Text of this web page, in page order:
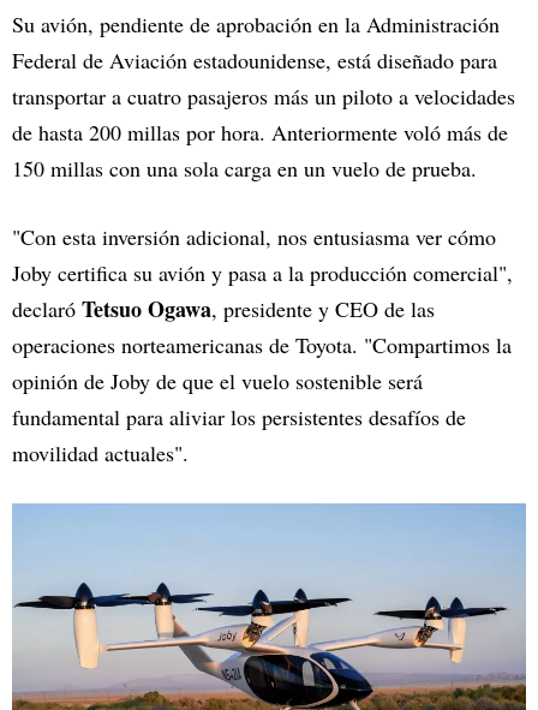
Su avión, pendiente de aprobación en la Administración
Federal de Aviación estadounidense, está diseñado para
transportar a cuatro pasajeros más un piloto a velocidades
de hasta 200 millas por hora. Anteriormente voló más de
150 millas con una sola carga en un vuelo de prueba.
"Con esta inversión adicional, nos entusiasma ver cómo
Joby certifica su avión y pasa a la producción comercial",
declaró Tetsuo Ogawa, presidente y CEO de las
operaciones norteamericanas de Toyota. "Compartimos la
opinión de Joby de que el vuelo sostenible será
fundamental para aliviar los persistentes desafíos de
movilidad actuales".